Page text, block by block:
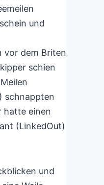
und
vor dem Briten
schien
schnappten
hatte einen
(LinkedOut)
und